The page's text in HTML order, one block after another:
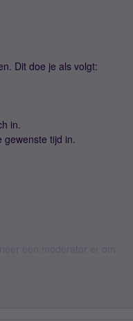
Dit doe je als volgt:
in.
gewenste tijd in.